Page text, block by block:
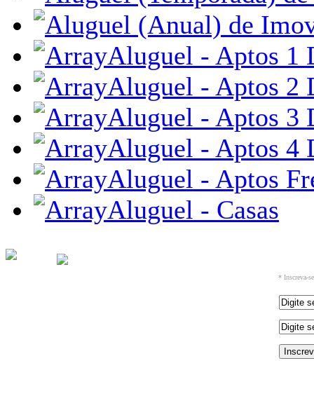
Aluguel - Aptos 1
Aluguel - Aptos 2
Aluguel - Aptos 3
Aluguel - Aptos 4
Aluguel - Aptos
Aluguel - Casas
* Inscreva-